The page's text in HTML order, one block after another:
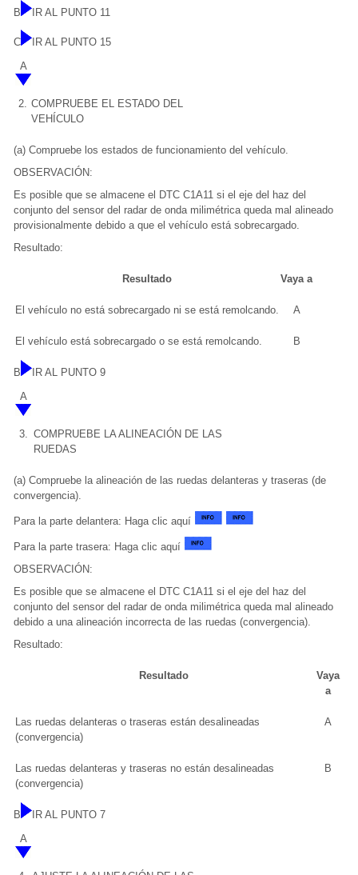
B IR AL PUNTO 11
C
IR AL PUNTO 15
A
2. COMPRUEBE EL ESTADO DEL
VEHÍCULO
(a) Compruebe los estados de funcionamiento del vehículo.
OBSERVACIÓN:
Es posible que se almacene el DTC C1A11 si el eje del haz del
conjunto del sensor del radar de onda milimétrica queda mal alineado
provisionalmente debido a que el vehículo está sobrecargado.
Resultado:
Resultado Vaya a
El vehículo no está sobrecargado ni se está remolcando. A
El vehículo está sobrecargado o se está remolcando. B
B
IR AL PUNTO 9
A
3. COMPRUEBE LA ALINEACIÓN DE LAS
RUEDAS
(a) Compruebe la alineación de las ruedas delanteras y traseras (de
convergencia).
Para la parte delantera: Haga clic aquí
Para la parte trasera: Haga clic aquí
OBSERVACIÓN:
Es posible que se almacene el DTC C1A11 si el eje del haz del
conjunto del sensor del radar de onda milimétrica queda mal alineado
debido a una alineación incorrecta de las ruedas (convergencia).
Resultado:
Resultado
Vaya
a
Las ruedas delanteras o traseras están desalineadas
(convergencia)
A
Las ruedas delanteras y traseras no están desalineadas
(convergencia)
B
B
IR AL PUNTO 7
A